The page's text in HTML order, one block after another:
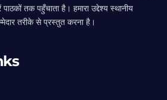
तक पहुँचाता है। हमारा उद्देश्य स्थानीय
तरीके से प्रस्तुत करना है।